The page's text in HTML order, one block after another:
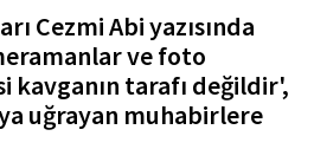
Cezmi Abi yazısında
ve foto
kavganın tarafı değildir',
uğrayan muhabirlere